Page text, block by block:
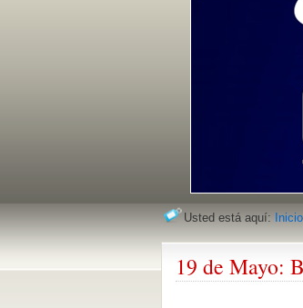
Usted está aquí: Inicio
19 de Mayo: